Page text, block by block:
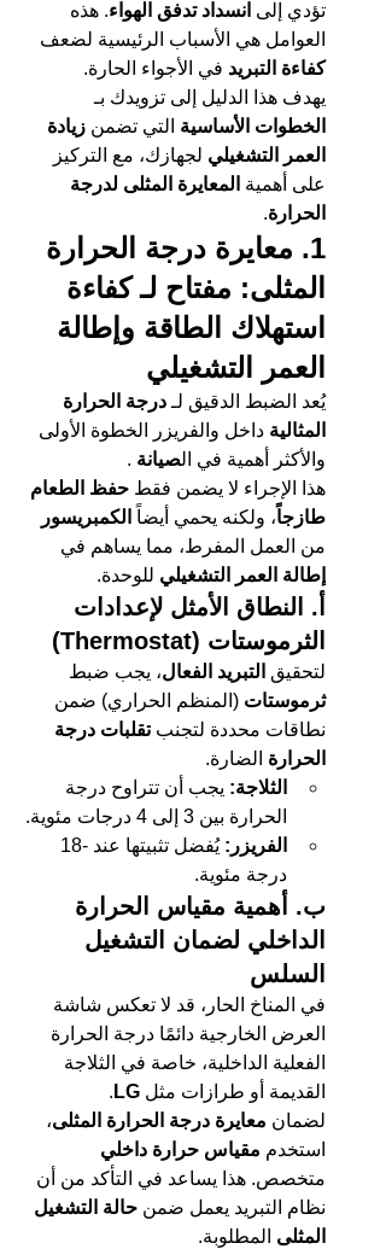
تؤدي إلى انسداد تدفق الهواء. هذه
العوامل هي الأسباب الرئيسية لضعف
كفاءة التبريد في الأجواء الحارة.
يهدف هذا الدليل إلى تزويدك بـ
الخطوات الأساسية التي تضمن زيادة
العمر التشغيلي لجهازك، مع التركيز
على أهمية المعايرة المثلى لدرجة
الحرارة.
1. معايرة درجة الحرارة
المثلى: مفتاح لـ كفاءة
استهلاك الطاقة وإطالة
العمر التشغيلي
يُعد الضبط الدقيق لـ درجة الحرارة
المثالية داخل والفريزر الخطوة الأولى
والأكثر أهمية في الصيانة .
هذا الإجراء لا يضمن فقط حفظ الطعام
طازجاً، ولكنه يحمي أيضاً الكمبريسور
من العمل المفرط، مما يساهم في
إطالة العمر التشغيلي للوحدة.
أ. النطاق الأمثل لإعدادات
الثرموستات (Thermostat)
لتحقيق التبريد الفعال، يجب ضبط
ثرموستات (المنظم الحراري) ضمن
نطاقات محددة لتجنب تقلبات درجة
الحرارة الضارة.
الثلاجة: يجب أن تتراوح درجة
الحرارة بين 3 إلى 4 درجات مئوية.
الفريزر:
درجة مئوية.
ب. أهمية مقياس الحرارة
الداخلي لضمان التشغيل
السلس
في المناخ الحار، قد لا تعكس شاشة
العرض الخارجية دائمًا درجة الحرارة
الفعلية الداخلية، خاصة في الثلاجة
القديمة أو طرازات مثل LG
.
لضمان معايرة درجة الحرارة المثلى،
استخدم مقياس حرارة داخلي
متخصص. هذا يساعد في التأكد من أن
نظام التبريد يعمل ضمن حالة التشغيل
المثلى المطلوبة.